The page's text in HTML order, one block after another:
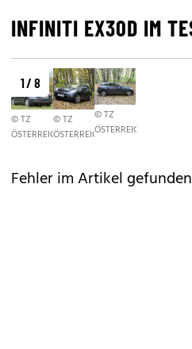
INFINITI EX30D IM
1 / 8
© TZ
ÖSTERREICH/BRUNA
© TZ
ÖSTERREICH/BRUNA
© TZ
ÖSTERREICH/BRUNA
Fehler im Artikel